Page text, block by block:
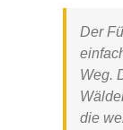
Der
Weg.
die